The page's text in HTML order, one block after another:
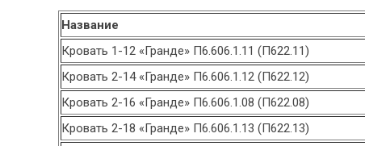
Название
Кровать 1-12 «Гранде» П6.606.1.11 (П622.11)
Кровать 2-14 «Гранде» П6.606.1.12 (П622.12)
Кровать 2-16 «Гранде» П6.606.1.08 (П622.08)
Кровать 2-18 «Гранде» П6.606.1.13 (П622.13)